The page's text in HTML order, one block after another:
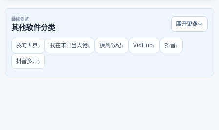
继续浏览
其他软件分类 展开更多
我的世界 我在末日当大佬 疾风战纪 VidHub 抖音
抖音多开